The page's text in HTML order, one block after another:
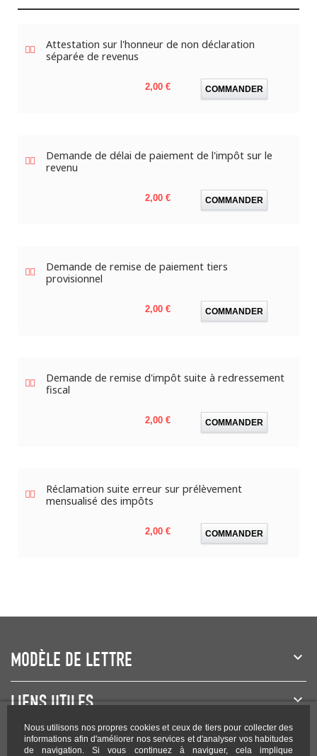
Nous utilisons nos propres cookies et ceux de tiers pour collecter des
informations afin d'améliorer nos services et d'analyser vos habitudes
de navigation. Si vous continuez à naviguer, cela implique
Attestation sur l'honneur de non déclaration
séparée de revenus
Prix
2,00 € COMMANDER
Demande de délai de paiement de l'impôt sur le
revenu
Prix
2,00 € COMMANDER
Demande de remise de paiement tiers
provisionnel
Prix
2,00 € COMMANDER
Demande de remise d'impôt suite à redressement
fiscal
Prix
2,00 € COMMANDER
Réclamation suite erreur sur prélèvement
mensualisé des impôts
Prix
2,00 € COMMANDER
MODÈLE DE LETTRE
LIENS UTILES
NEWSLETTER